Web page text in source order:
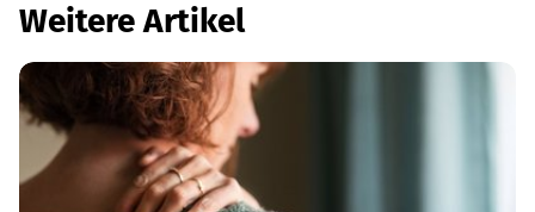
Weitere Artikel